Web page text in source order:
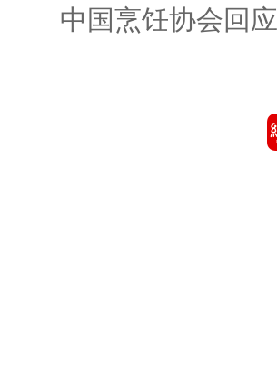
中国烹饪协会回应